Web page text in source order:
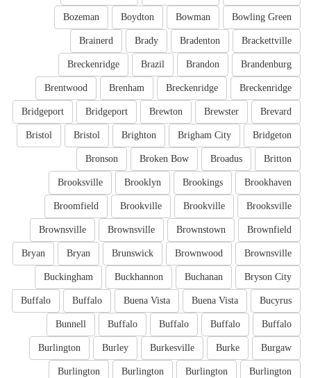
Bowling Green
Bowman
Boydton
Bozeman
Brackettville
Bradenton
Brady
Brainerd
Brandenburg
Brandon
Brazil
Breckenridge
Breckenridge
Breckenridge
Brenham
Brentwood
Brevard
Brewster
Brewton
Bridgeport
Bridgeport
Bridgeton
Brigham City
Brighton
Bristol
Bristol
Britton
Broadus
Broken Bow
Bronson
Brookhaven
Brookings
Brooklyn
Brooksville
Brooksville
Brookville
Brookville
Broomfield
Brownfield
Brownstown
Brownsville
Brownsville
Brownsville
Brownwood
Brunswick
Bryan
Bryan
Bryson City
Buchanan
Buckhannon
Buckingham
Bucyrus
Buena Vista
Buena Vista
Buffalo
Buffalo
Buffalo
Buffalo
Buffalo
Buffalo
Bunnell
Burgaw
Burke
Burkesville
Burley
Burlington
Burlington
Burlington
Burlington
Burlington